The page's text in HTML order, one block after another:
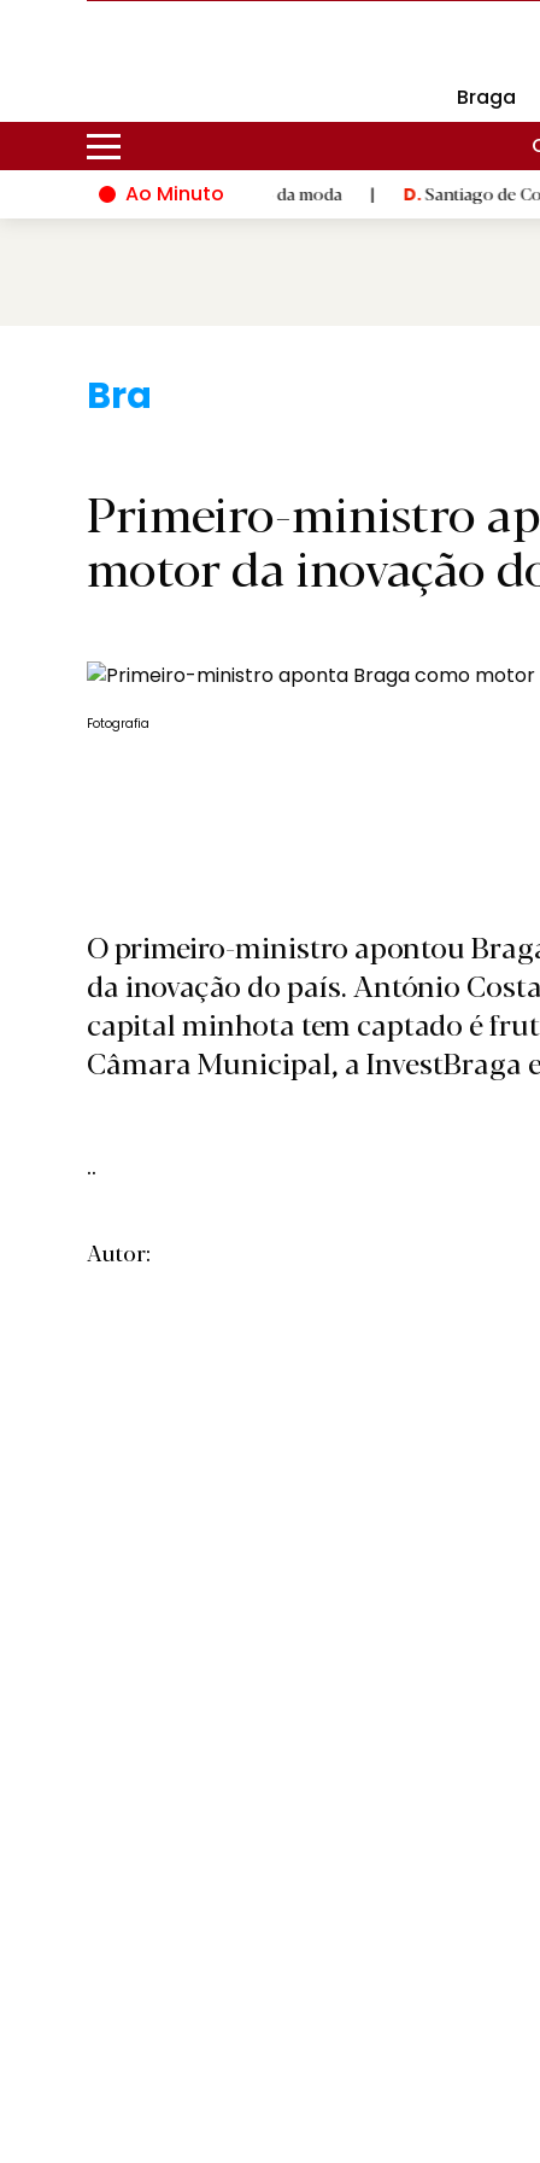
Braga
Ao Minuto
inovação do mundo da moda | D.Santiago de Compostela
Braga.
Primeiro-ministro
motor da inovação
Fotografia
O primeiro-ministro apontou
da inovação do país. António
capital minhota tem captado é
Câmara Municipal, a InvestBraga
..
Autor: